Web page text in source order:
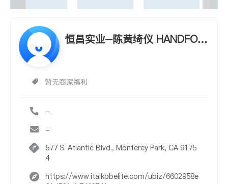
恒昌实业─陈黄绮仪 HANDFOR
暂无商家福利
-
-
577 S. Atlantic Blvd., Monterey Park, CA 9175
4
https://www.italkbbelite.com/ubiz/6602958e